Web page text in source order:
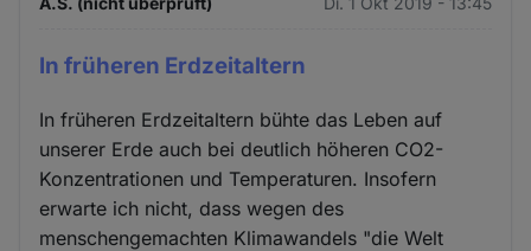
In früheren Erdzeitaltern
In früheren Erdzeitaltern bühte das Leben auf
unserer Erde auch bei deutlich höheren CO2-
Konzentrationen und Temperaturen. Insofern
erwarte ich nicht, dass wegen des
menschengemachten Klimawandels "die Welt